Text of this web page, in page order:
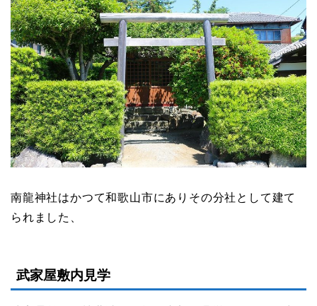
南龍神社はかつて和歌山市にありその分社として建て
られました、
武家屋敷内見学